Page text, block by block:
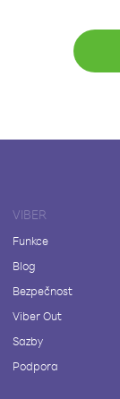
VIBER
Funkce
Blog
Bezpečnost
Viber Out
Sazby
Podpora